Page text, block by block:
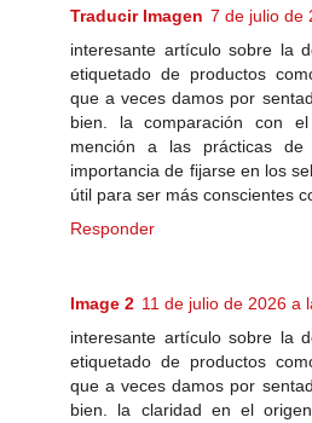
Traducir Imagen 7 de julio de
interesante artículo sobre la
etiquetado de productos
que a veces damos por
bien. la comparación con
mención a las prácticas
importancia de fijarse en los
útil para ser más conscientes
Responder
Image 2 11 de julio de 2026 a
interesante artículo sobre la
etiquetado de productos
que a veces damos por
bien. la claridad en el